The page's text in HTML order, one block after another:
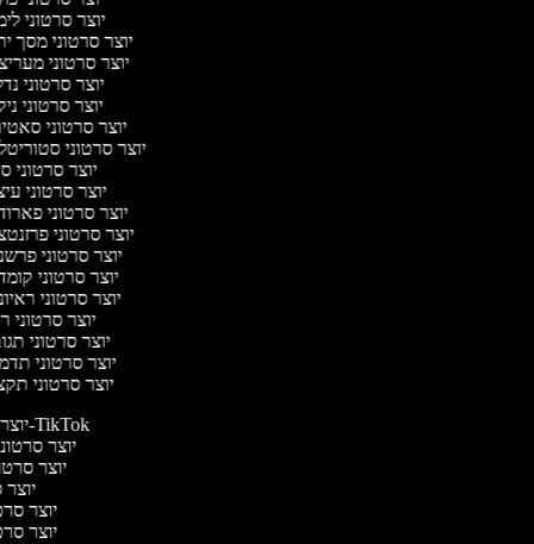
יוצר סרטוני
יוצר סרטוני מסך
יוצר סרטוני
יוצר סרטוני
יוצר סרטוני
יוצר סרטוני
יוצר סרטוני
יוצר סרטוני
יוצר סרטוני
יוצר סרטוני
יוצר סרטוני
יוצר סרטוני
יוצר סרטוני
יוצר סרטוני
יוצר סרטוני
יוצר סרטוני
יוצר סרטוני
יוצר סרטוני
יוצר סרטונים ל-TikTok
יוצר
יוצר
יוצר
יוצר